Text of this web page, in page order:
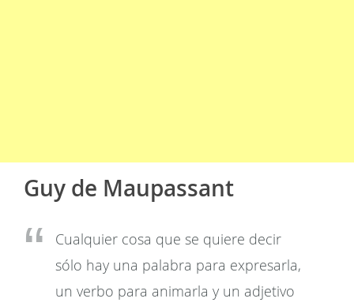
Guy de Maupassant
Cualquier cosa que se quiere decir
sólo hay una palabra para expresarla,
un verbo para animarla y un adjetivo